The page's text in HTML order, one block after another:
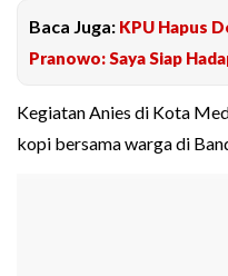
Baca Juga: KPU Hapus
Pranowo: Saya Siap
Kegiatan Anies di Kota
kopi bersama warga di